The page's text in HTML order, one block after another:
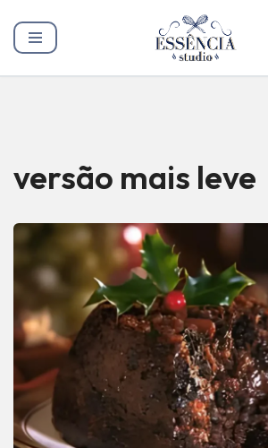
Pular
versão mais leve